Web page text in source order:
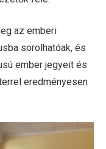
az emberi
sorolhatóak, és
ember jegyeit és
eredményesen